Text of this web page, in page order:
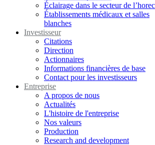
Éclairage dans le secteur de l’horeca
Établissements médicaux et salles
blanches
Investisseur
Citations
Direction
Actionnaires
Informations financières de base
Contact pour les investisseurs
Entreprise
A propos de nous
Actualités
L'histoire de l'entreprise
Nos valeurs
Production
Research and development